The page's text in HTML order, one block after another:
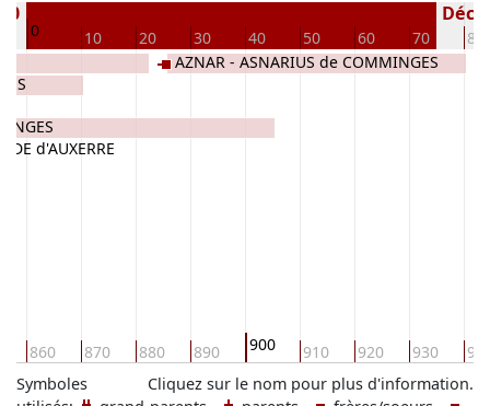
0 10 20 30 40 50 60 70 80
860 870 880 890 900 910 920 930
d'AUXERRE
AZNAR - ASNARIUS de COMMINGES
Cliquez sur le nom pour plus d'information.
Symboles